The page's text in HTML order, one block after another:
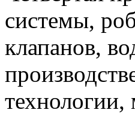
системы,
клапанов,